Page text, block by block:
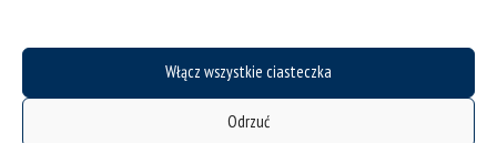
Włącz wszystkie ciasteczka
Odrzuć